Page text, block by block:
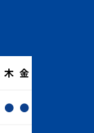
木 金
● ●